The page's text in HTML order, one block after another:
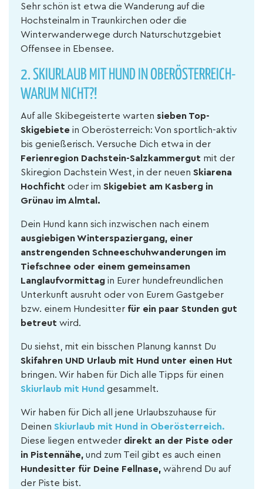
Sehr schön ist etwa die Wanderung auf die
Hochsteinalm in Traunkirchen oder die
Winterwanderwege durch Naturschutzgebiet
Offensee in Ebensee.
2. SKIURLAUB MIT HUND IN OBERÖSTERREICH-
WARUM NICHT?!
Auf alle Skibegeisterte warten sieben Top-
Skigebiete in Oberösterreich: Von sportlich-aktiv
bis genießerisch. Versuche Dich etwa in der
Ferienregion Dachstein-Salzkammergut mit der
Skiregion Dachstein West, in der neuen Skiarena
Hochficht oder im Skigebiet am Kasberg in
Grünau im Almtal.
Dein Hund kann sich inzwischen nach einem
ausgiebigen Winterspaziergang, einer
anstrengenden Schneeschuhwanderungen im
Tiefschnee oder einem gemeinsamen
Langlaufvormittag in Eurer hundefreundlichen
Unterkunft ausruht oder von Eurem Gastgeber
bzw. einem Hundesitter für ein paar Stunden gut
betreut wird.
Du siehst, mit ein bisschen Planung kannst Du
Skifahren UND Urlaub mit Hund unter einen Hut
bringen. Wir haben für Dich alle Tipps für einen
Skiurlaub mit Hund gesammelt.
Wir haben für Dich all jene Urlaubszuhause für
Deinen Skiurlaub mit Hund in Oberösterreich.
Diese liegen entweder direkt an der Piste oder
in Pistennähe, und zum Teil gibt es auch einen
Hundesitter für Deine Fellnase, während Du auf
der Piste bist.